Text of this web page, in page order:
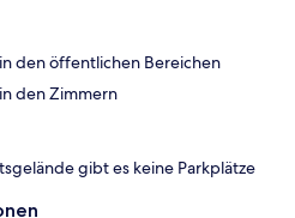
den öffentlichen Bereichen
den Zimmern
gibt es keine Parkplätze